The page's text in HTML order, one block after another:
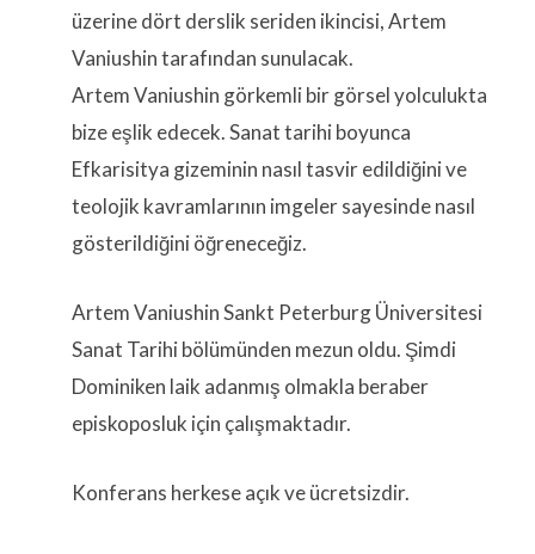
üzerine dört derslik seriden ikincisi, Artem
Vaniushin tarafından sunulacak.
Artem Vaniushin görkemli bir görsel yolculukta
bize eşlik edecek. Sanat tarihi boyunca
Efkarisitya gizeminin nasıl tasvir edildiğini ve
teolojik kavramlarının imgeler sayesinde nasıl
gösterildiğini öğreneceğiz.
Artem Vaniushin Sankt Peterburg Üniversitesi
Sanat Tarihi bölümünden mezun oldu. Şimdi
Dominiken laik adanmış olmakla beraber
episkoposluk için çalışmaktadır.
Konferans herkese açık ve ücretsizdir.